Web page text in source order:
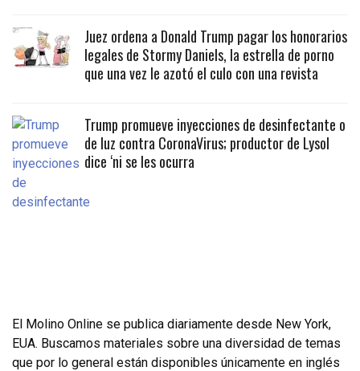
Juez ordena a Donald Trump pagar los honorarios
legales de Stormy Daniels, la estrella de porno
que una vez le azotó el culo con una revista
Trump promueve inyecciones de desinfectante o
de luz contra CoronaVirus; productor de Lysol
dice ‘ni se les ocurra
El Molino Online se publica diariamente desde New York,
EUA. Buscamos materiales sobre una diversidad de temas
que por lo general están disponibles únicamente en inglés